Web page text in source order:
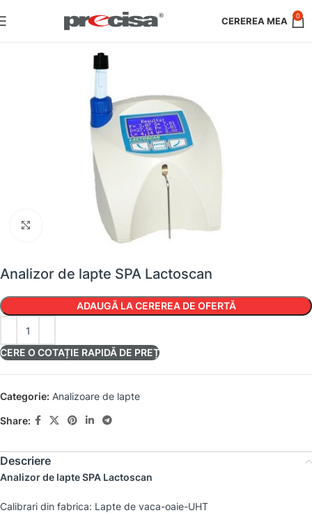
0
Faceți clic pentru a mări
Analizor de lapte SPA Lactoscan
ADAUGĂ LA CEREREA DE OFERTĂ
CERE O COTAȚIE RAPIDĂ DE PREȚ
Categorie: Analizoare de lapte
Share:
Descriere
Analizor de lapte SPA Lactoscan
Calibrari din fabrica: Lapte de vaca-oaie-UHT